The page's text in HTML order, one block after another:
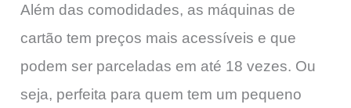
Além das comodidades, as máquinas de
cartão tem preços mais acessíveis e que
podem ser parceladas em até 18 vezes. Ou
seja, perfeita para quem tem um pequeno